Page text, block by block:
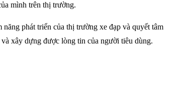
mình trên thị trường.
phát triển của thị trường xe đạp và quyết tâm
xây dựng được lòng tin của người tiêu dùng.